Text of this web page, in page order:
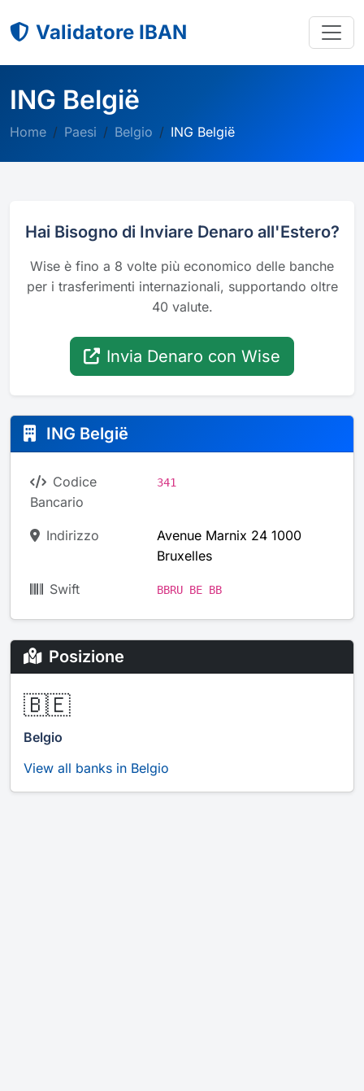
Validatore IBAN
ING België
Home Paesi Belgio ING België
Hai Bisogno di Inviare Denaro all'Estero?
Wise è fino a 8 volte più economico delle banche
per i trasferimenti internazionali, supportando oltre
40 valute.
Invia Denaro con Wise
ING België
Codice
Bancario
341
Indirizzo
Avenue Marnix 24 1000
Bruxelles
Swift BBRU BE BB
Posizione
🇧🇪
Belgio
View all banks in Belgio